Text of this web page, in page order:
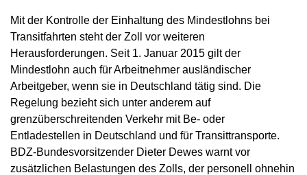
Mit der Kontrolle der Einhaltung des Mindestlohns bei
Transitfahrten steht der Zoll vor weiteren
Herausforderungen. Seit 1. Januar 2015 gilt der
Mindestlohn auch für Arbeitnehmer ausländischer
Arbeitgeber, wenn sie in Deutschland tätig sind. Die
Regelung bezieht sich unter anderem auf
grenzüberschreitenden Verkehr mit Be- oder
Entladestellen in Deutschland und für Transittransporte.
BDZ-Bundesvorsitzender Dieter Dewes warnt vor
zusätzlichen Belastungen des Zolls, der personell ohnehin